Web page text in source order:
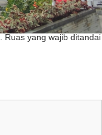
Ruas yang wajib ditandai